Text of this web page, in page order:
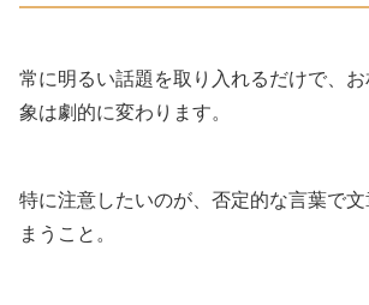
常に明るい話題を取り入れるだけで、
象は劇的に変わります。
特に注意したいのが、否定的な言葉で
まうこと。